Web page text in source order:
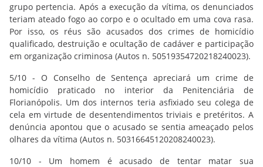
grupo pertencia. Após a execução da vítima, os denunciados
teriam ateado fogo ao corpo e o ocultado em uma cova rasa.
Por isso, os réus são acusados dos crimes de homicídio
qualificado, destruição e ocultação de cadáver e participação
em organização criminosa (Autos n. 50519354720218240023).
5/10 - O Conselho de Sentença apreciará um crime de
homicídio praticado no interior da Penitenciária de
Florianópolis. Um dos internos teria asfixiado seu colega de
cela em virtude de desentendimentos triviais e pretéritos. A
denúncia apontou que o acusado se sentia ameaçado pelos
olhares da vítima (Autos n. 50316645120208240023).
10/10 - Um homem é acusado de tentar matar sua